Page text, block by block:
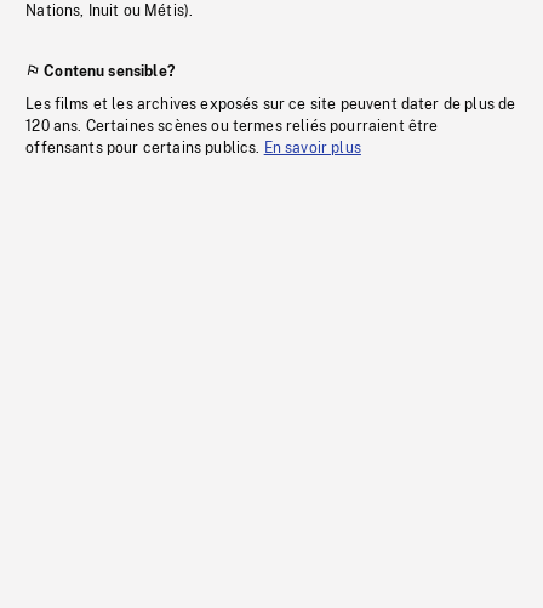
Nations, Inuit ou Métis).
Contenu sensible?
Les films et les archives exposés sur ce site peuvent dater de plus de
120 ans. Certaines scènes ou termes reliés pourraient être
offensants pour certains publics. En savoir plus